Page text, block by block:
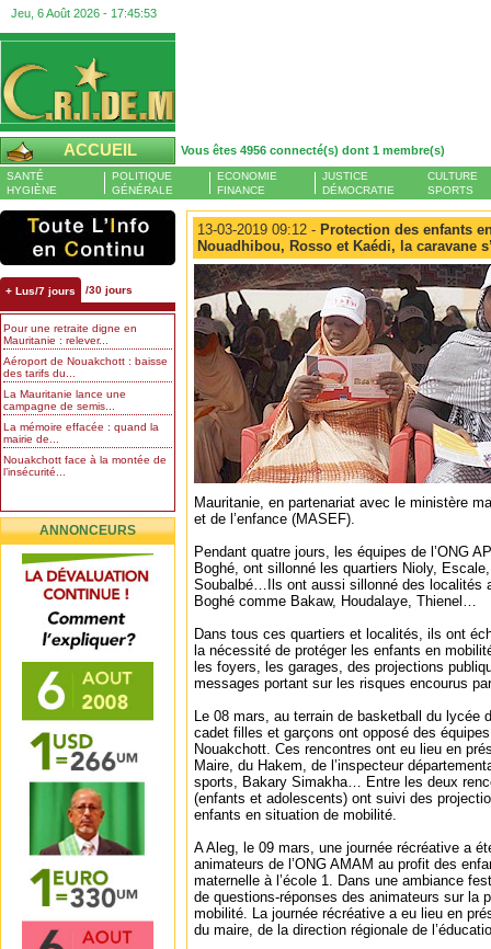
Jeu, 6 Août 2026 - 17:45:54
ACCUEIL Vous êtes 4956 connecté(s) dont 1 membre(s)
SANTÉ
HYGIÈNE
POLITIQUE
GÉNÉRALE
ECONOMIE
FINANCE
JUSTICE
DÉMOCRATIE
CULTURE
SPORTS
+ Lus/7 jours /30 jours
Pour une retraite digne en
Mauritanie : relever...
Aéroport de Nouakchott : baisse
des tarifs du...
La Mauritanie lance une
campagne de semis...
La mémoire effacée : quand la
mairie de...
Nouakchott face à la montée de
l’insécurité...
ANNONCEURS
13-03-2019 09:12 - Protection des enfants
Nouadhibou, Rosso et Kaédi, la caravane
Mauritanie, en partenariat avec le ministère
et de l’enfance (MASEF).
Pendant quatre jours, les équipes de l’ONG
Boghé, ont sillonné les quartiers Nioly,
Soubalbé…Ils ont aussi sillonné des localités
Boghé comme Bakaw, Houdalaye, Thienel…
Dans tous ces quartiers et localités, ils ont
la nécessité de protéger les enfants en
les foyers, les garages, des projections
messages portant sur les risques encourus
Le 08 mars, au terrain de basketball du lycée
cadet filles et garçons ont opposé des
Nouakchott. Ces rencontres ont eu lieu en
Maire, du Hakem, de l’inspecteur
sports, Bakary Simakha… Entre les deux
(enfants et adolescents) ont suivi des
enfants en situation de mobilité.
A Aleg, le 09 mars, une journée récréative a
animateurs de l’ONG AMAM au profit des
maternelle à l’école 1. Dans une ambiance
de questions-réponses des animateurs sur la
mobilité. La journée récréative a eu lieu en
du maire, de la direction régionale de